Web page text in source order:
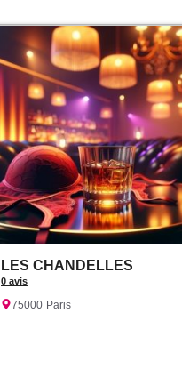
LES CHANDELLES
0 avis
75000 Paris